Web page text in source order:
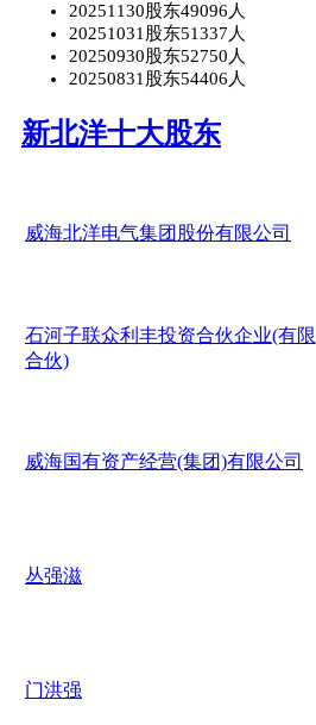
20251130股东49096人
20251031股东51337人
20250930股东52750人
20250831股东54406人
新北洋十大股东
威海北洋电气集团股份有限公司
石河子联众利丰投资合伙企业(有限
合伙)
威海国有资产经营(集团)有限公司
丛强滋
门洪强